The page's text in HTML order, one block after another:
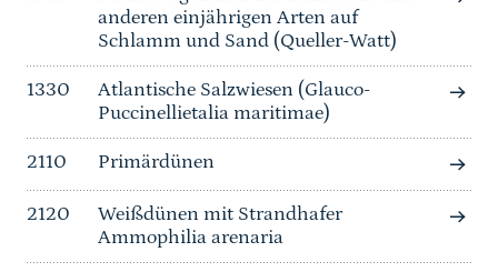
anderen einjährigen Arten auf
Schlamm und Sand (Queller-Watt)
1330
Atlantische Salzwiesen (Glauco-
Puccinellietalia maritimae)
2110 Primärdünen
2120
Weißdünen mit Strandhafer
Ammophilia arenaria